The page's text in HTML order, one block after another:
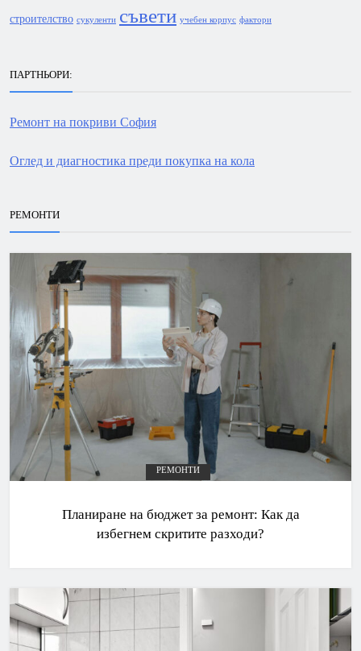
строителство сукуленти съвети учебен корпус фактори
ПАРТНЬОРИ:
Ремонт на покриви София
Оглед и диагностика преди покупка на кола
РЕМОНТИ
РЕМОНТИ
Планиране на бюджет за ремонт: Как да
избегнем скритите разходи?